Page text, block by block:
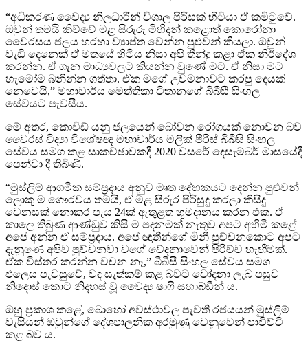
“අධිකරණ වෛද්‍ය නිලධාරීන් විශාල පිරිසක් හිටියා ඒ කමිටුවේ.
ඔවුන් තමයි කිව්වේ මළ සිරුරු මිහිදන් කළොත් කොරෝනා
වෛරසය ජලය හරහා ව්‍යාප්ත වෙන්න පුළුවන් කියලා. ඔවුන්
වැඩි දෙනෙක් ඒ මතයේ හිටිය නිසා අපි තීන්දු කළා ඒක නිර්දේශ
කරන්න. ඒ ගැන මාධ්‍යවලට කියන්න වුණේ මට. ඒ නිසා මට
හැමෝම බනින්න ගත්තා. ඒක මගේ උවමනාවට කරපු දෙයක්
නෙවෙයි,” මහාචාර්ය මෙත්තිකා විතානගේ බීබීසී සිංහල
සේවයට පැවසීය.
මේ අතර, කොවිඩ් යනු ජලයෙන් බෝවන රෝගයක් නොවන බව
වෛරස් විද්‍යා විශේෂඥ මහාචාර්ය මලික් පීරිස් බීබීසී සිංහල
සේවය සමග කළ සාකච්ඡාවකදී 2020 වසරේ දෙසැම්බර් මාසයේදී
පෙන්වා දී තිබිණි.
“මුස්ලිම් ආගමික සම්ප්‍රදාය අනුව මෘත දේහකයට දෙන්න පුළුවන්
ලොකු ම ගෞරවය තමයි, ඒ මළ සිරුර පිරිසුදු කරලා කිසිදු
වෙනසක් නොකර පැය 24ක් ඇතුළත භූමදානය කරන එක. ඒ
කාලෙ තිබුණ ආණ්ඩුව කිසි ම පදනමක් නැතුව අපට අහිමි කළේ
අපේ අන්න ඒ සම්ප්‍රදාය. අපේ ඥාතීන්ගේ මිනී පුච්චනකොට අපට
දැනුණෙ අපිව පුච්චනවා වගේ වේදනාවෙන් පිරිච්ච හැඟීමක්.
ඒක විස්තර කරන්න වචන නෑ,” බීබීසී සිංහල සේවය සමග
එලෙස පැවසුවේ, වඳ සැත්කම් කළ බවට චෝදනා ලැබ පසුව
නිදොස් කොට නිදහස් වූ වෛද්‍ය ෂාෆි සහාබ්ඩීන් ය.
ඔහු ප්‍රකාශ කළේ, බොහෝ අවස්ථාවල පැවති රජයයන් මුස්ලිම්
වැසියන් ඔවුන්ගේ දේශපාලනික අරමුණු වෙනුවෙන් පාවිච්චි
කළ බව ය.